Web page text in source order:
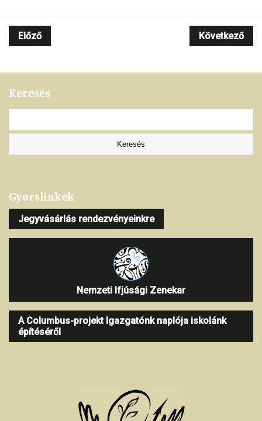
Előző Következő
Keresés
Gyorslinkek
Jegyvásárlás rendezvényeinkre
Nemzeti Ifjúsági Zenekar
A Columbus-projekt Igazgatónk naplója iskolánk
építéséről